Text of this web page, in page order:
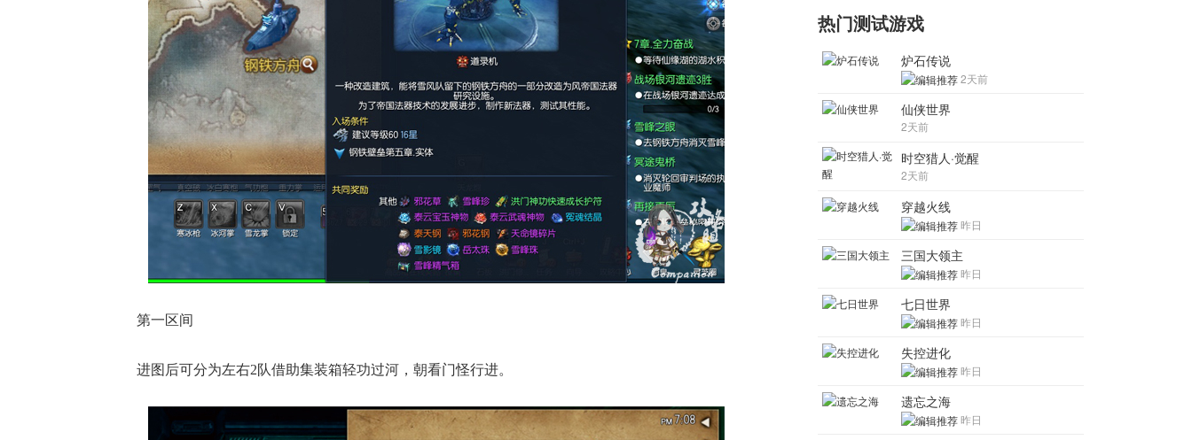
第一区间
进图后可分为左右2队借助集装箱轻功过河，朝看门怪行进。
热门测试游戏
炉石传说
2天前
仙侠世界
2天前
时空猎人·觉醒
2天前
穿越火线
昨日
三国大领主
昨日
七日世界
昨日
失控进化
昨日
遗忘之海
昨日